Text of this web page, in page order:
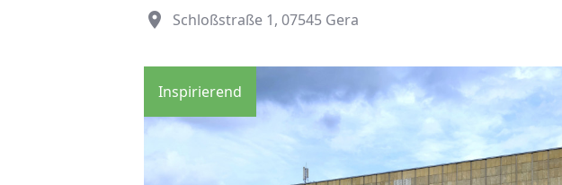
place Schloßstraße 1, 07545 Gera
Inspirierend